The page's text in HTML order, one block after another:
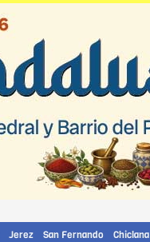
Jerez San Fernando Chiclana